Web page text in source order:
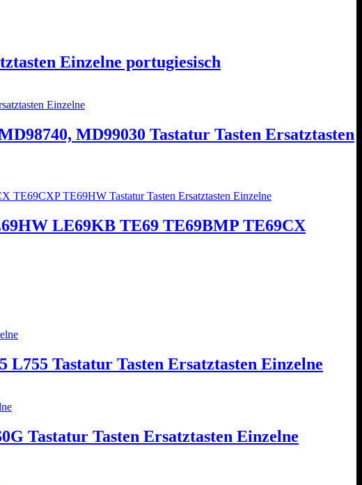
Einzelne portugiesisch
MD99030 Tastatur Tasten Ersatztasten
LE69KB TE69 TE69BMP TE69CX
L755 Tastatur Tasten Ersatztasten Einzelne
Tastatur Tasten Ersatztasten Einzelne